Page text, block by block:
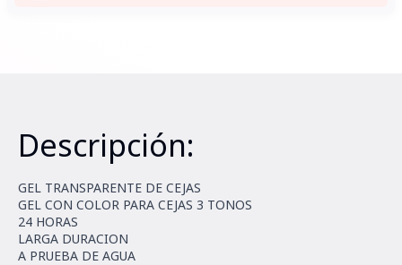
Descripción:
GEL TRANSPARENTE DE CEJAS
GEL CON COLOR PARA CEJAS 3 TONOS
24 HORAS
LARGA DURACION
A PRUEBA DE AGUA